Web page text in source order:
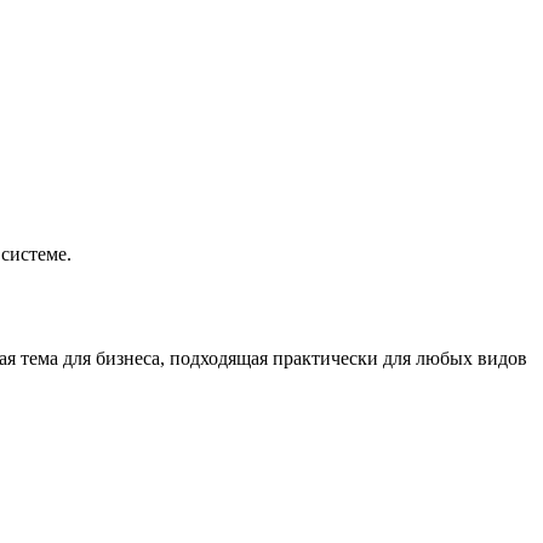
для бизнеса, подходящая практически для любых видов